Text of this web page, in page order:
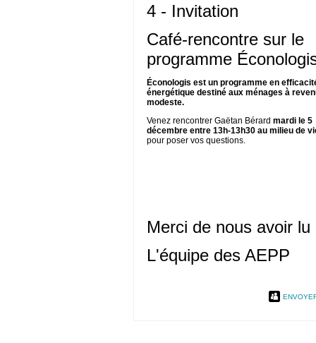
4 - Invitation
Café-rencontre sur le
programme
Éconologis est un programme en
énergétique destiné aux ménages à
modeste.
Venez rencontrer Gaëtan Bérard mardi le 5
décembre entre 13h-13h30 au milieu de
pour poser vos questions.
Merci de nous avoir lu
L'équipe des AEPP